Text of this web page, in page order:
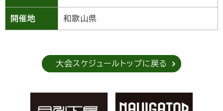
開催地 和歌山県
大会スケジュールトップに戻る